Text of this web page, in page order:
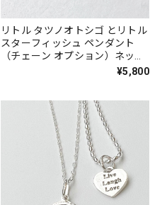
リトル タツノオトシゴ とリトル
スターフィッシュ ペンダント
（チェーン オプション）ネック
¥5,800